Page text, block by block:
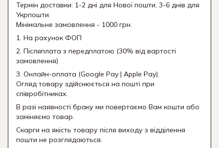
Термін доставки: 1-2 дні для Нової пошти, 3-6 днів для
Укрпошти.
Мінімальне замовлення - 1000 грн.
1. На рахунок ФОП
2. Післяплата з передплатою (30% від вартості
замовлення)
3. Онлайн-оплата (Google Pay | Apple Pay).
Огляд товару здійснюється на пошті при
співробітниках.
В разі наявності браку ми повертаємо Вам кошти або
заміняємо товар.
Скарги на якість товару після виходу з відділення
пошти не розглядаються.